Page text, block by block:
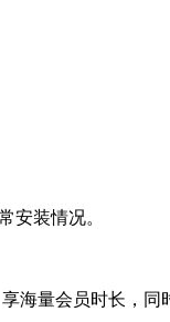
安装情况。
海量会员时长，